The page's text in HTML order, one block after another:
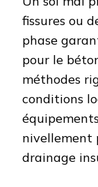
fissures ou
phase
pour le
méthodes
conditions
nivellement
drainage